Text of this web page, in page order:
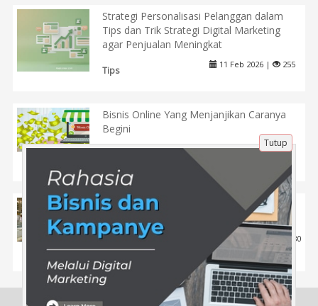
Strategi Personalisasi Pelanggan dalam
Tips dan Trik Strategi Digital Marketing
agar Penjualan Meningkat
Tips
11 Feb 2026 | 255
Bisnis Online Yang Menjanjikan Caranya
Begini
24 Jun 2020 | 1286
Sungguh Ajaib! Marmer Di Masjidil Haram
& Masjid Nabawi Bisa Menyerap Panas
28 Jul 2020 | 3680
Tutup